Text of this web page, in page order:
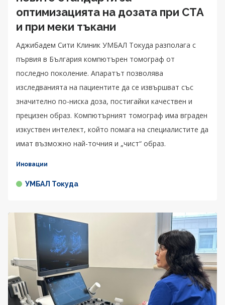
оптимизацията на дозата при CTA
и при меки тъкани
Аджибадем Сити Клиник УМБАЛ Токуда разполага с
първия в България компютърен томограф от
последно поколение. Апаратът позволява
изследванията на пациентите да се извършват със
значително по-ниска доза, постигайки качествен и
прецизен образ. Компютърният томограф има вграден
изкуствен интелект, който помага на специалистите да
имат възможно най-точния и „чист“ образ.
Иновации
УМБАЛ Токуда